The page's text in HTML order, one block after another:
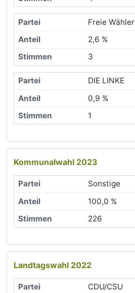
Freie Wähler
2,6 %
3
DIE LINKE
0,9 %
1
Kommunalwahl 2023
Sonstige
100,0 %
226
Landtagswahl 2022
CDU/CSU